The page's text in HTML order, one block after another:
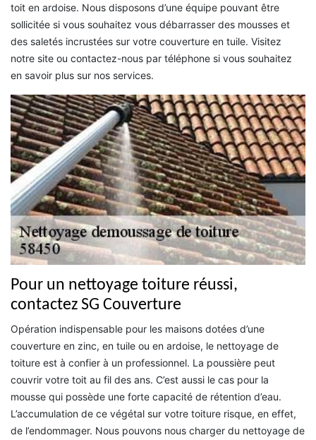
toit en ardoise. Nous disposons d’une équipe pouvant être
sollicitée si vous souhaitez vous débarrasser des mousses et
des saletés incrustées sur votre couverture en tuile. Visitez
notre site ou contactez-nous par téléphone si vous souhaitez
en savoir plus sur nos services.
Pour un nettoyage toiture réussi,
contactez SG Couverture
Opération indispensable pour les maisons dotées d’une
couverture en zinc, en tuile ou en ardoise, le nettoyage de
toiture est à confier à un professionnel. La poussière peut
couvrir votre toit au fil des ans. C’est aussi le cas pour la
mousse qui possède une forte capacité de rétention d’eau.
L’accumulation de ce végétal sur votre toiture risque, en effet,
de l’endommager. Nous pouvons nous charger du nettoyage de